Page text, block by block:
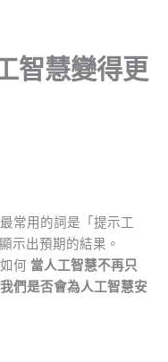
智慧變得更
常用的詞是「提示工
示出預期的結果。
何 當人工智慧不再只
們是否會為人工智慧安